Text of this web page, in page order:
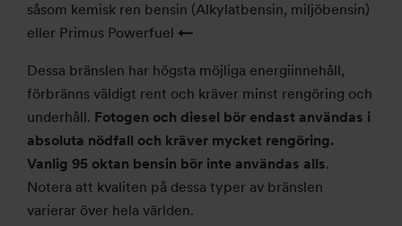
såsom kemisk ren bensin (Alkylatbensin, miljöbensin)
eller Primus Powerfuel ←
Dessa bränslen har högsta möjliga energiinnehåll,
förbränns väldigt rent och kräver minst rengöring och
underhåll. Fotogen och diesel bör endast användas i
absoluta nödfall och kräver mycket rengöring.
Vanlig 95 oktan bensin bör inte användas alls.
Notera att kvaliten på dessa typer av bränslen
varierar över hela världen.